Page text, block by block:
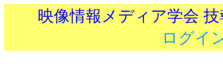
映像情報メディア学会
ログイ